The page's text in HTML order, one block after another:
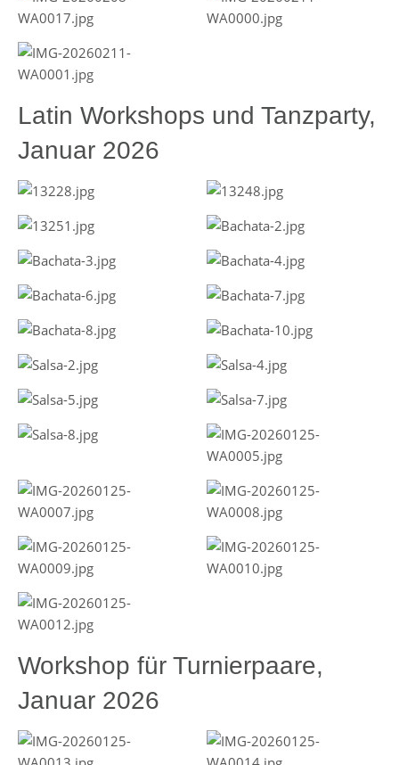
Latin Workshops und Tanzparty,
Januar 2026
Workshop für Turnierpaare,
Januar 2026